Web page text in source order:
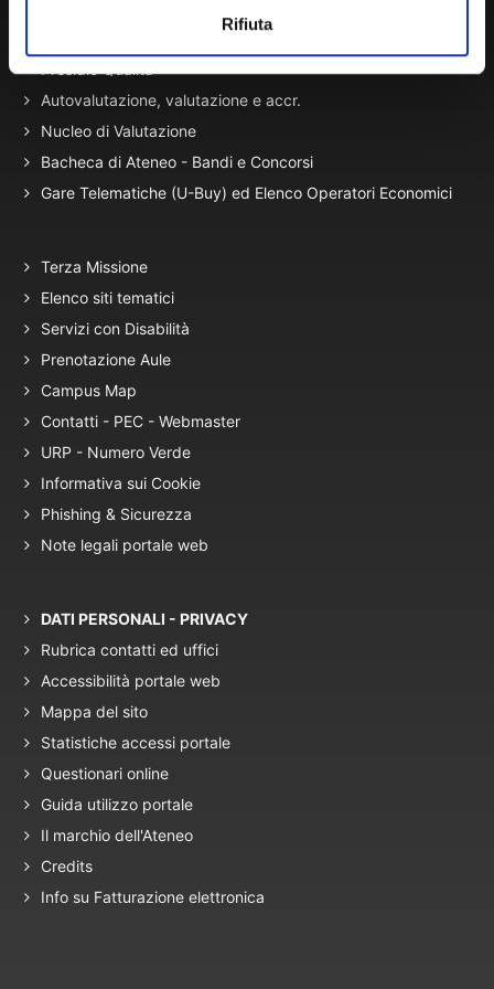
Rifiuta
Presidio Qualità
Autovalutazione, valutazione e accr.
Nucleo di Valutazione
Bacheca di Ateneo - Bandi e Concorsi
Gare Telematiche (U-Buy) ed Elenco Operatori Economici
Terza Missione
Elenco siti tematici
Servizi con Disabilità
Prenotazione Aule
Campus Map
Contatti - PEC - Webmaster
URP - Numero Verde
Informativa sui Cookie
Phishing & Sicurezza
Note legali portale web
DATI PERSONALI - PRIVACY
Rubrica contatti ed uffici
Accessibilità portale web
Mappa del sito
Statistiche accessi portale
Questionari online
Guida utilizzo portale
Il marchio dell'Ateneo
Credits
Info su Fatturazione elettronica